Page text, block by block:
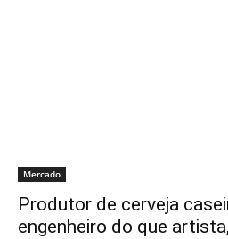
Mercado
Produtor de cerveja
engenheiro do que